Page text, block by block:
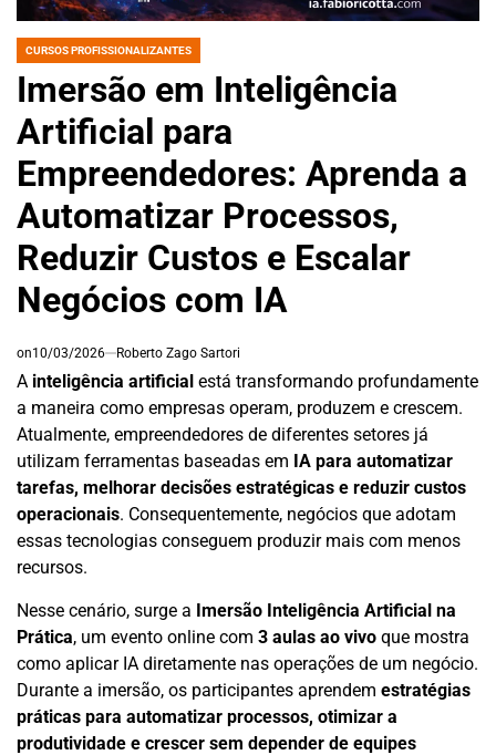
POSTED
CURSOS PROFISSIONALIZANTES
Imersão em Inteligência
Artificial para
Empreendedores: Aprenda a
Automatizar Processos,
Reduzir Custos e Escalar
Negócios com IA
on10/03/2026 Roberto Zago Sartori
A inteligência artificial está transformando profundamente
a maneira como empresas operam, produzem e crescem.
Atualmente, empreendedores de diferentes setores já
utilizam ferramentas baseadas em IA para automatizar
tarefas, melhorar decisões estratégicas e reduzir custos
operacionais. Consequentemente, negócios que adotam
essas tecnologias conseguem produzir mais com menos
recursos.
Nesse cenário, surge a Imersão Inteligência Artificial na
Prática, um evento online com 3 aulas ao vivo que mostra
como aplicar IA diretamente nas operações de um negócio.
Durante a imersão, os participantes aprendem estratégias
práticas para automatizar processos, otimizar a
produtividade e crescer sem depender de equipes